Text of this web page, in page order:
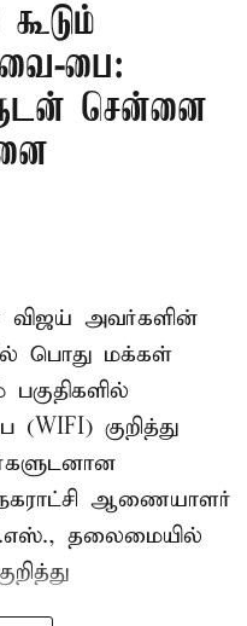
பை:
சென்னை
விஜய் அவர்களின்
பொது மக்கள்
குறித்து
ஆணையாளர்
தலைமையில்